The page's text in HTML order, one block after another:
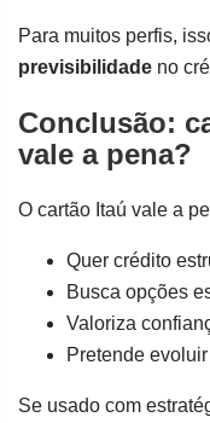
Para muitos perfis,
previsibilidade no
Conclusão:
vale a pena?
O cartão Itaú vale a
Quer crédito
Busca opções
Valoriza
Pretende
Se usado com